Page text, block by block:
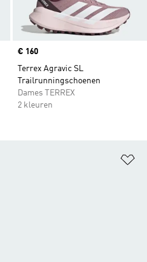
Price
€ 160
Terrex Agravic SL
Trailrunningschoenen
Dames TERREX
2 kleuren